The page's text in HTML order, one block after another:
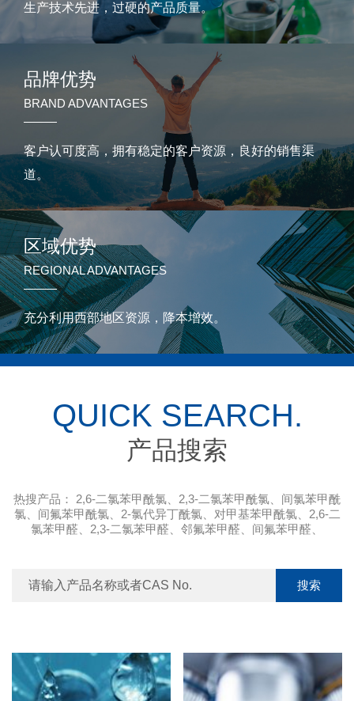
生产技术先进，过硬的产品质量。
品牌优势
BRAND ADVANTAGES
客户认可度高，拥有稳定的客户资源，良好的销售渠
道。
区域优势
REGIONAL ADVANTAGES
充分利用西部地区资源，降本增效。
QUICK SEARCH.
产品搜索
热搜产品： 2,6-二氯苯甲酰氯 2,3-二氯苯甲酰氯
间氯苯甲酰
氯、 间氟苯甲酰氯、 2-氯代异丁酰氯、 对甲基苯甲酰氯、 2,6-二
氯苯甲醛
2,3-二氯苯甲醛 邻氟苯甲醛 间氟苯甲醛